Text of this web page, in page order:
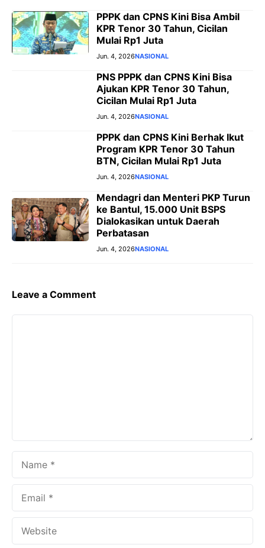
PPPK dan CPNS Kini Bisa Ambil
KPR Tenor 30 Tahun, Cicilan
Mulai Rp1 Juta
Jun. 4, 2026NASIONAL
PNS PPPK dan CPNS Kini Bisa
Ajukan KPR Tenor 30 Tahun,
Cicilan Mulai Rp1 Juta
Jun. 4, 2026NASIONAL
PPPK dan CPNS Kini Berhak Ikut
Program KPR Tenor 30 Tahun
BTN, Cicilan Mulai Rp1 Juta
Jun. 4, 2026NASIONAL
Mendagri dan Menteri PKP Turun
ke Bantul, 15.000 Unit BSPS
Dialokasikan untuk Daerah
Perbatasan
Jun. 4, 2026NASIONAL
Leave a Comment